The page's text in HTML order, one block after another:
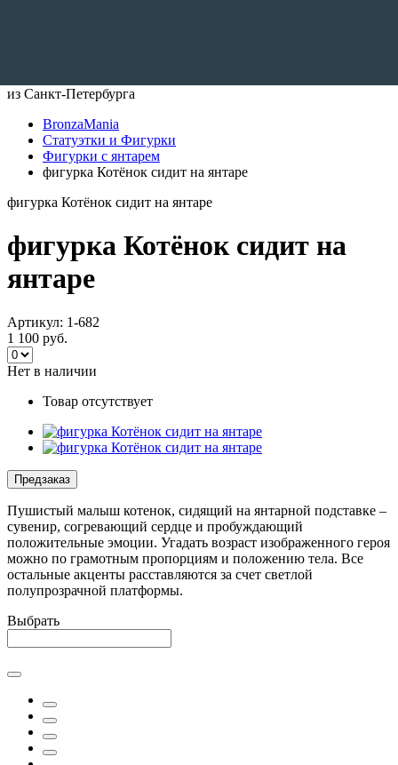
из Санкт-Петербурга
BronzaMania
Статуэтки и Фигурки
Фигурки с янтарем
фигурка Котёнок сидит на янтаре
фигурка Котёнок сидит на янтаре
фигурка Котёнок сидит на
янтаре
Артикул: 1-682
1 100 руб.
Нет в наличии
Товар отсутствует
Предзаказ
Пушистый малыш котенок, сидящий на янтарной подставке –
сувенир, согревающий сердце и пробуждающий
положительные эмоции. Угадать возраст изображенного героя
можно по грамотным пропорциям и положению тела. Все
остальные акценты расставляются за счет светлой
полупрозрачной платформы.
Выбрать